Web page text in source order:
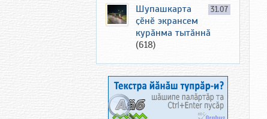
31.07
Шупашкарта
ҫӗнӗ экрансем
курӑнма тытӑннӑ
(618)